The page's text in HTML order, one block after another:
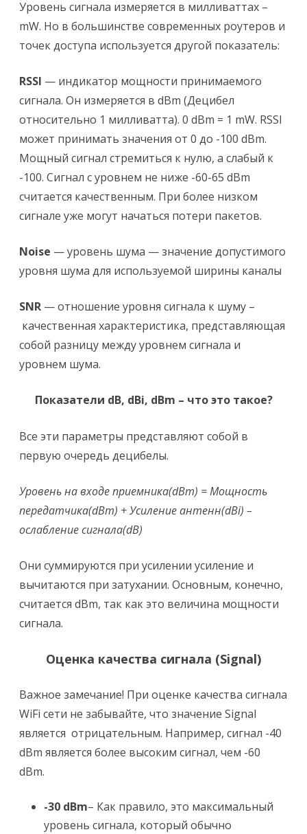
Уровень сигнала измеряется в милливаттах –
mW. Но в большинстве современных роутеров и
точек доступа используется другой показатель:
RSSI — индикатор мощности принимаемого
сигнала. Он измеряется в dBm (Децибел
относительно 1 милливатта). 0 dBm = 1 mW. RSSI
может принимать значения от 0 до -100 dBm.
Мощный сигнал стремиться к нулю, а слабый к
-100. Сигнал с уровнем не ниже -60-65 dBm
считается качественным. При более низком
сигнале уже могут начаться потери пакетов.
Noise — уровень шума — значение допустимого
уровня шума для используемой ширины каналы
SNR — отношение уровня сигнала к шуму –
качественная характеристика, представляющая
собой разницу между уровнем сигнала и
уровнем шума.
Показатели dB, dBi, dBm – что это такое?
Все эти параметры представляют собой в
первую очередь децибелы.
Уровень на входе приемника(dBm) = Мощность
передатчика(dBm) + Усиление антенн(dBi) –
ослабление сигнала(dB)
Они суммируются при усилении усиление и
вычитаются при затухании. Основным, конечно,
считается dBm, так как это величина мощности
сигнала.
Оценка качества сигнала (Signal)
Важное замечание! При оценке качества сигнала
WiFi сети не забывайте, что значение Signal
является отрицательным. Например, сигнал -40
dBm является более высоким сигнал, чем -60
dBm.
-30 dBm– Как правило, это максимальный
уровень сигнала, который обычно